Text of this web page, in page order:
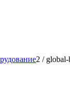
2 /